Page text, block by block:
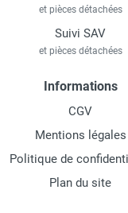
et pièces détachées
Suivi SAV
et pièces détachées
Informations
CGV
Mentions légales
Politique de
Plan du site